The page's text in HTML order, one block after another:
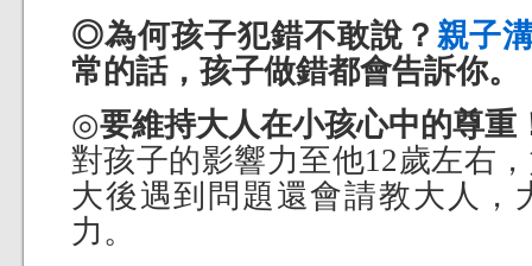
◎為何孩子犯錯不敢說？ 親子
常的話，孩子做錯都會告訴你。
◎要維持大人在小孩心中的尊重
對孩子的影響力至他12歲左右
大後遇到問題還會請教大人，
力。